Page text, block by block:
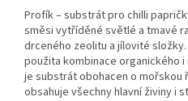
Profík – substrát pro chilli
směsi vytříděné světlé a tmavé
drceného zeolitu a jílovité
použita kombinace organického
je substrát obohacen o mořskou
obsahuje všechny hlavní živiny i